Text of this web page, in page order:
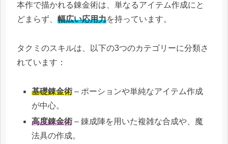
本作で描かれる錬金術は、単なるアイテム作成にと
どまらず、 幅広い応用力を持っています。
タクミのスキルは、以下の3つのカテゴリーに分類さ
れています：
基礎錬金術 – ポーションや単純なアイテム作成
が中心。
高度錬金術 – 錬成陣を用いた複雑な合成や、魔
法具の作成。